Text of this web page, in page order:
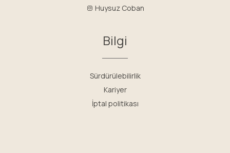
Huysuz Coban
Bilgi
Sürdürülebilirlik
Kariyer
İptal politikası